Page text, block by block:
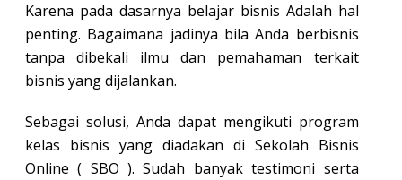
Karena pada dasarnya belajar bisnis Adalah hal
penting. Bagaimana jadinya bila Anda berbisnis
tanpa dibekali ilmu dan pemahaman terkait
bisnis yang dijalankan.
Sebagai solusi, Anda dapat mengikuti program
kelas bisnis yang diadakan di Sekolah Bisnis
Online ( SBO ). Sudah banyak testimoni serta